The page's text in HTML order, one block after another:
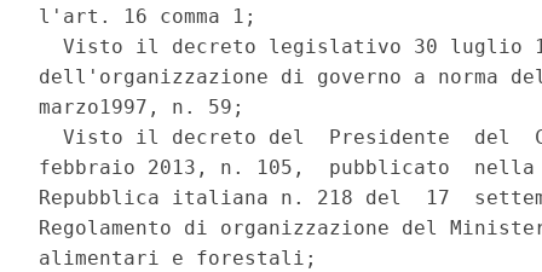
l'art. 16 comma 1;
Visto il decreto legislativo 30 luglio
dell'organizzazione di governo a norma
marzo1997, n. 59;
Visto il decreto del  Presidente  del
febbraio 2013, n. 105,  pubblicato
Repubblica italiana n. 218 del  17
Regolamento di organizzazione del
alimentari e forestali;